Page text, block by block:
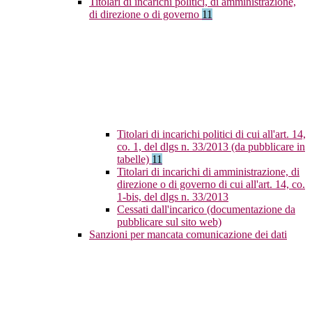
di direzione o di governo 11
Titolari di incarichi politici di cui all'art. 14,
co. 1, del dlgs n. 33/2013 (da pubblicare in
tabelle) 11
Titolari di incarichi di amministrazione, di
direzione o di governo di cui all'art. 14, co.
1-bis, del dlgs n. 33/2013
Cessati dall'incarico (documentazione da
pubblicare sul sito web)
Sanzioni per mancata comunicazione dei dati